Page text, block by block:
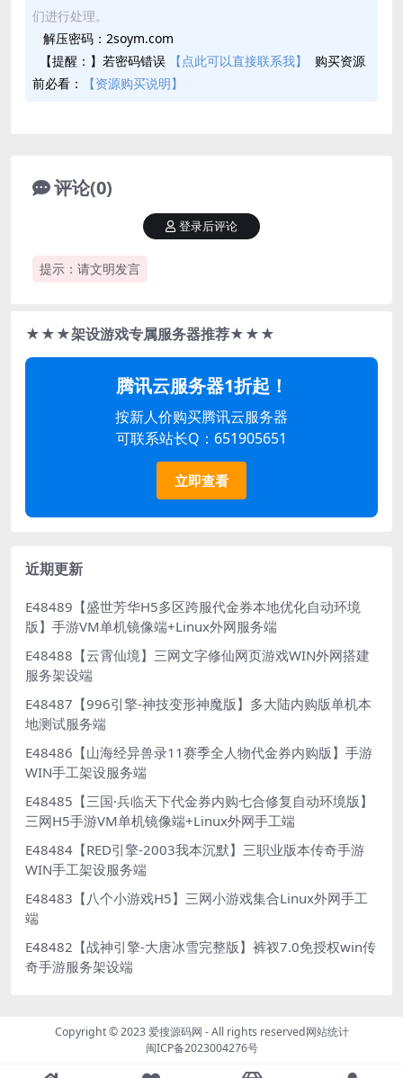
们进行处理。
解压密码：2soym.com
【提醒：】若密码错误
【点此可以直接联系我】
购买资源
前必看：
【资源购买说明】
评论(0)
提示：请文明发言
登录后评论
★★★架设游戏专属服务器推荐★★★
腾讯云服务器1折起！
按新人价购买腾讯云服务器
可联系站长Q：651905651
立即查看
近期更新
E48489【盛世芳华H5多区跨服代金券本地优化自动环境
版】手游VM单机镜像端+Linux外网服务端
E48488【云霄仙境】三网文字修仙网页游戏WIN外网搭建
服务架设端
E48487【996引擎-神技变形神魔版】多大陆内购版单机本
地测试服务端
E48486【山海经异兽录11赛季全人物代金券内购版】手游
WIN手工架设服务端
E48485【三国·兵临天下代金券内购七合修复自动环境版】
三网H5手游VM单机镜像端+Linux外网手工端
E48484【RED引擎-2003我本沉默】三职业版本传奇手游
WIN手工架设服务端
E48483【八个小游戏H5】三网小游戏集合Linux外网手工
端
E48482【战神引擎-大唐冰雪完整版】裤衩7.0免授权win传
奇手游服务架设端
Copyright © 2023爱搜源码网 - All rights reserved网站统计
闽ICP备2023004276号